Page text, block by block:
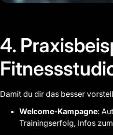
4.
Damit du dir das besser
Welcome-Kampagne:
Trainingserfolg, Infos